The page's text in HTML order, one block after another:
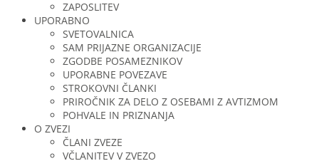
ZAPOSLITEV
UPORABNO
SVETOVALNICA
SAM PRIJAZNE ORGANIZACIJE
ZGODBE POSAMEZNIKOV
UPORABNE POVEZAVE
STROKOVNI ČLANKI
PRIROČNIK ZA DELO Z OSEBAMI Z AVTIZMOM
POHVALE IN PRIZNANJA
O ZVEZI
ČLANI ZVEZE
VČLANITEV V ZVEZO